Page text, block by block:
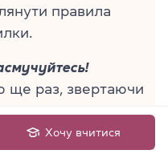
правила
ще раз, звертаючи
групи — і
покращиться.
Хочу вчитися